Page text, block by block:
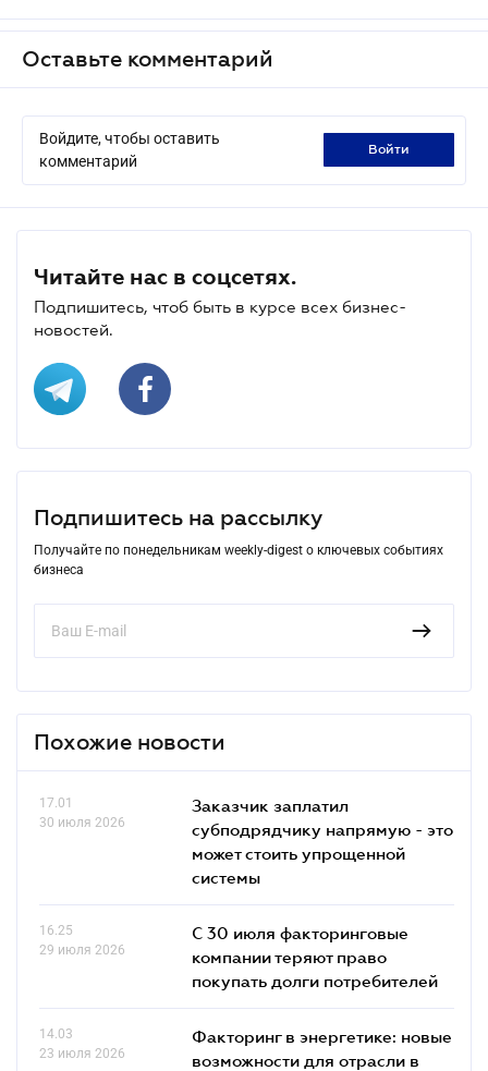
Оставьте комментарий
Войдите, чтобы оставить
комментарий
войти
Читайте нас в соцсетях.
Подпишитесь, чтоб быть в курсе всех бизнес-
новостей.
Подпишитесь на рассылку
Получайте по понедельникам weekly-digest о ключевых событиях
бизнеса
Похожие новости
17.01
30 июля 2026
Заказчик заплатил
субподрядчику напрямую - это
может стоить упрощенной
системы
16.25
29 июля 2026
С 30 июля факторинговые
компании теряют право
покупать долги потребителей
14.03
23 июля 2026
Факторинг в энергетике: новые
возможности для отрасли в